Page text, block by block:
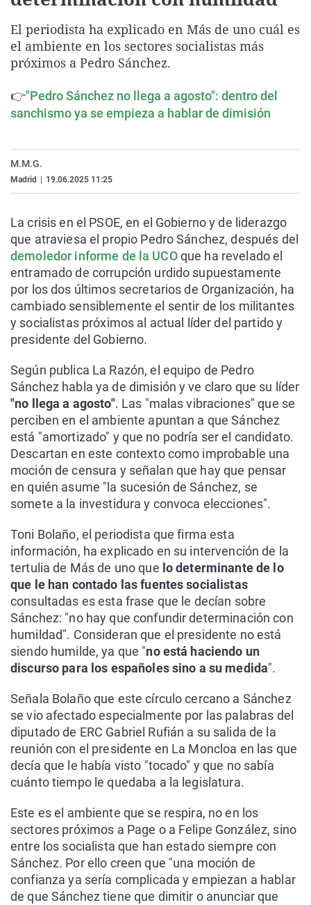
Gente viajera
Retornados
Galicia
País Vasco
Televisión
El periodista ha explicado en Más de uno cuál es
el ambiente en los sectores socialistas más
próximos a Pedro Sánchez.
👉"Pedro Sánchez no llega a agosto": dentro del
sanchismo ya se empieza a hablar de dimisión
M.M.G.
Madrid 19.06.2025 11:25
La crisis en el PSOE, en el Gobierno y de liderazgo
que atraviesa el propio Pedro Sánchez, después del
demoledor informe de la UCOque ha revelado el
entramado de corrupción urdido supuestamente
por los dos últimos secretarios de Organización, ha
cambiado sensiblemente el sentir de los militantes
y socialistas próximos al actual líder del partido y
presidente del Gobierno.
Según publica La Razón, el equipo de Pedro
Sánchez habla ya de dimisión y ve claro que su líder
"no llega a agosto". Las "malas vibraciones" que se
perciben en el ambiente apuntan a que Sánchez
está "amortizado" y que no podría ser el candidato.
Descartan en este contexto como improbable una
moción de censura y señalan que hay que pensar
en quién asume "la sucesión de Sánchez, se
somete a la investidura y convoca elecciones".
Toni Bolaño, el periodista que firma esta
información, ha explicado en su intervención de la
tertulia de Más de uno que lo determinante de lo
que le han contado las fuentes socialistas
consultadas es esta frase que le decían sobre
Sánchez: "no hay que confundir determinación con
humildad". Consideran que el presidente no está
siendo humilde, ya que "no está haciendo un
discurso para los españoles sino a su medida".
Señala Bolaño que este círculo cercano a Sánchez
se vio afectado especialmente por las palabras del
diputado de ERC Gabriel Rufián a su salida de la
reunión con el presidente en La Moncloa en las que
decía que le había visto "tocado" y que no sabía
cuánto tiempo le quedaba a la legislatura.
Este es el ambiente que se respira, no en los
sectores próximos a Page o a Felipe González, sino
entre los socialista que han estado siempre con
Sánchez. Por ello creen que "una moción de
confianza ya sería complicada y empiezan a hablar
de que Sánchez tiene que dimitir o anunciar que